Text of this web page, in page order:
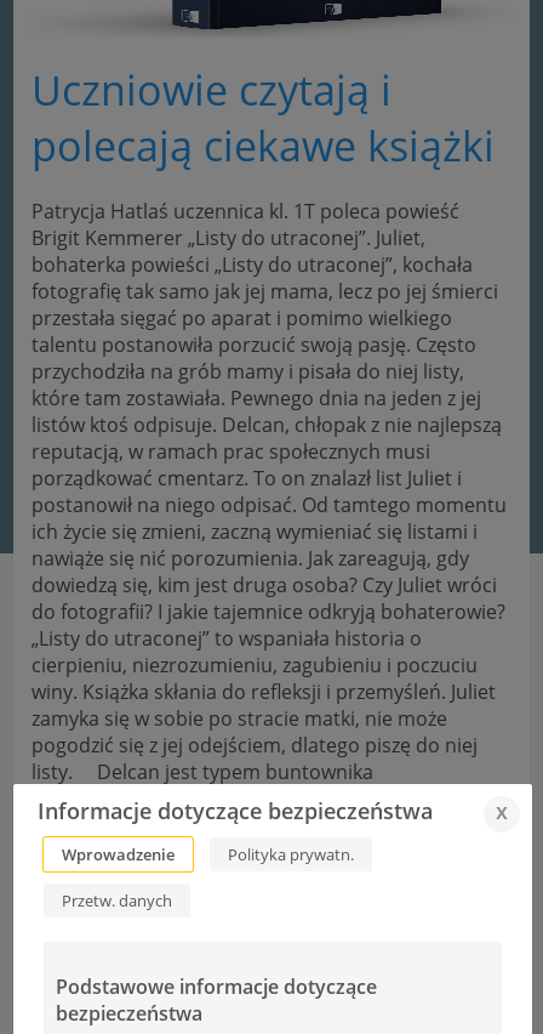
Uczniowie czytają i
polecają ciekawe książki
Patrycja Hatlaś uczennica kl. 1T poleca powieść
Brigit Kemmerer „Listy do utraconej”. Juliet,
bohaterka powieści „Listy do utraconej”, kochała
fotografię tak samo jak jej mama, lecz po jej śmierci
przestała sięgać po aparat i pomimo wielkiego
talentu postanowiła porzucić swoją pasję. Często
przychodziła na grób mamy i pisała do niej listy,
które tam zostawiała. Pewnego dnia na jeden z jej
listów ktoś odpisuje. Delcan, chłopak z nie najlepszą
reputacją, w ramach prac społecznych musi
porządkować cmentarz. To on znalazł list Juliet i
postanowił na niego odpisać. Od tamtego momentu
ich życie się zmieni, zaczną wymieniać się listami i
nawiąże się nić porozumienia. Jak zareagują, gdy
dowiedzą się, kim jest druga osoba? Czy Juliet wróci
do fotografii? I jakie tajemnice odkryją bohaterowie?
„Listy do utraconej” to wspaniała historia o
cierpieniu, niezrozumieniu, zagubieniu i poczuciu
winy. Książka skłania do refleksji i przemyśleń. Juliet
zamyka się w sobie po stracie matki, nie może
pogodzić się z jej odejściem, dlatego piszę do niej
listy. Delcan jest typem buntownika
niezrozumianego przez świat, jego postać jest
bardzo dobrze opisana i im bardziej go poznawałam,
tym bardziej czułam i rozumiałam jego żal i niechęć
w szczególności do nowego partnera matki.
Ogromną zaletą powieści było budowanie relacji
trudnych tematów książkę czyta się szybko i
przyjemnie. Jest bardzo wciągająca, w pewnym
Informacje dotyczące bezpieczeństwa x
Wprowadzenie Polityka prywatn.
Przetw. danych
Podstawowe informacje dotyczące
bezpieczeństwa